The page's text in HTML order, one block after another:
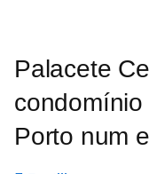
Palacete
Porto num